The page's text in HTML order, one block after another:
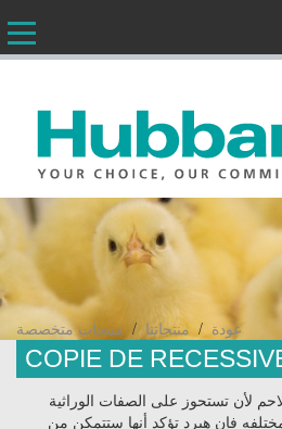
عودة/منتجاتنا / منتجات متخصصة
COPIE DE
لأن تستحوز على الصفات الوراثية
فإن هبرد تؤكد أنها ستتمكن من